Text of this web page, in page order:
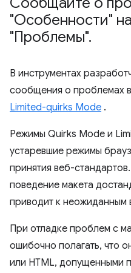
"Особенности"
"Проблемы".
В инструментах
сообщения о проблемах в
Limited-quirks Mode .
Режимы Quirks Mode и
устаревшие режимы
принятия веб-
поведение макета
приводит к неожиданным
При отладке проблем с
ошибочно полагать, что
или HTML, допущенными